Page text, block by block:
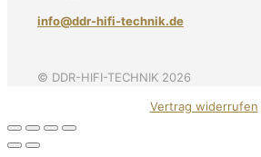
info@ddr-hifi-technik.de
© DDR-HIFI-TECHNIK 2026
Vertrag widerrufen